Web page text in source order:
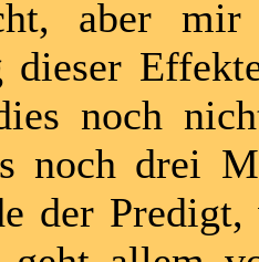
aber
dieser
noch
noch drei
der